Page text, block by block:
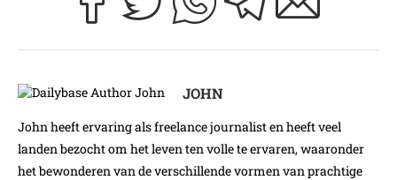
JOHN
John heeft ervaring als freelance journalist en heeft veel
landen bezocht om het leven ten volle te ervaren, waaronder
het bewonderen van de verschillende vormen van prachtige